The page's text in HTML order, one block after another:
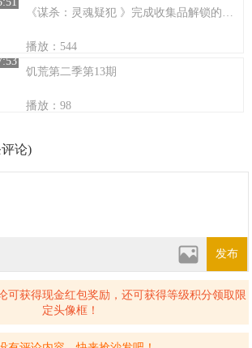
《谋杀：灵魂疑犯 》完成收集品解锁的所有故事
播放：544
饥荒第二季第13期
播放：98
论)
发布
可获得现金红包奖励，还可获得等级积分领取限
定头像框！